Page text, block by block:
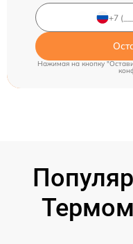
Нажимая на кнопку